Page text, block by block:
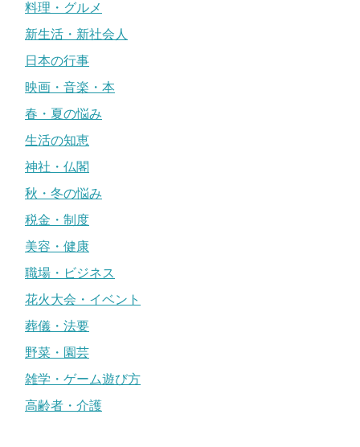
料理・グルメ
新生活・新社会人
日本の行事
映画・音楽・本
春・夏の悩み
生活の知恵
神社・仏閣
秋・冬の悩み
税金・制度
美容・健康
職場・ビジネス
花火大会・イベント
葬儀・法要
野菜・園芸
雑学・ゲーム遊び方
高齢者・介護